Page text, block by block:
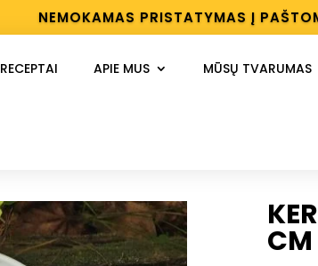
NEMOKAMAS PRISTATYMAS Į
RECEPTAI APIE MUS MŪSŲ TVARUMAS
CM